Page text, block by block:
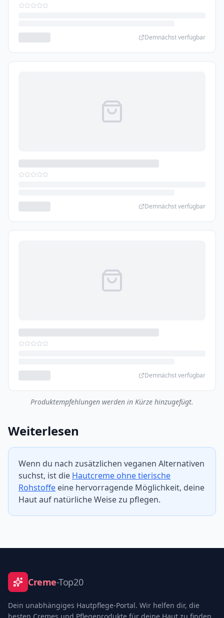
Demnächst verfügbar
Demnächst verfügbar
Demnächst verfügbar
Produktempfehlungen werden in Kürze hinzugefügt.
Weiterlesen
Wenn du nach zusätzlichen veganen Alternativen
suchst, ist die Hautcreme ohne tierische
Rohstoffe eine hervorragende Möglichkeit, deine
Haut auf natürliche Weise zu pflegen.
Creme-Top20
Dein unabhängiges Hautpflege-Portal. Wir helfen dir, die